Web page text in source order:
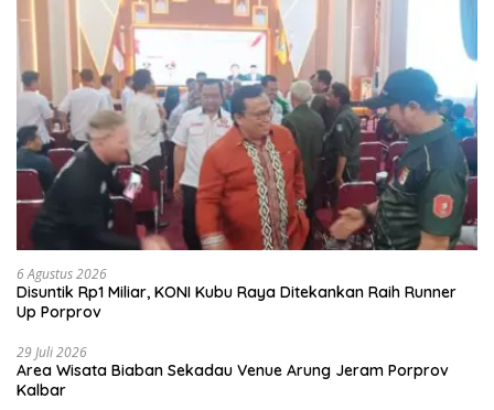
6 Agustus 2026
Disuntik Rp1 Miliar, KONI Kubu Raya Ditekankan Raih Runner
Up Porprov
29 Juli 2026
Area Wisata Biaban Sekadau Venue Arung Jeram Porprov
Kalbar